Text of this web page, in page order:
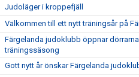
Judoläger i kroppefjäll
Välkommen till ett nytt träningsår på
Färgelanda judoklubb öppnar
träningssäsong
Gott nytt år önskar Färgelanda